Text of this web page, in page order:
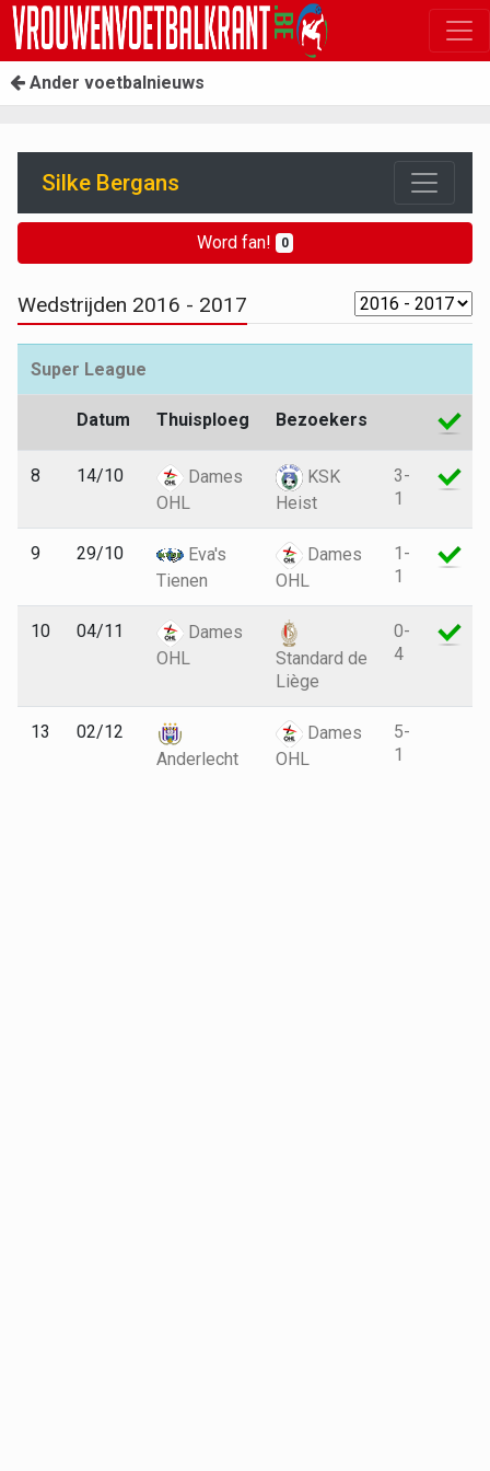
Ander voetbalnieuws
Silke Bergans
Word fan! 0
Wedstrijden 2016 - 2017
Super League
Datum Thuisploeg Bezoekers
8 14/10
Dames
OHL
KSK
Heist
3-
1
9 29/10
Eva's
Tienen
Dames
OHL
1-
1
10 04/11
Dames
OHL
Standard de
Liège
0-
4
13
02/12
Anderlecht
Dames
OHL
5-
1